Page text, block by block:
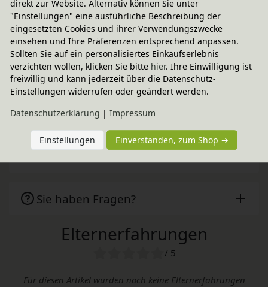
14,95 € innerhalb ...
Lieferbar in 1 - 3 Tagen
CO2 -neutraler Paketversand
weitere Informationen
Technische Daten
Pastelowe Love
Sie haben Fragen?
Elternerfahrungen
/ 5
Für diesen Artikel wurden noch keine Elternerfahrungen
direkt zur Website. Alternativ können Sie unter
"Einstellungen" eine ausführliche Beschreibung der
eingesetzten Cookies und ihrer Verwendungszwecke
einsehen und Ihre Präferenzen entsprechend anpassen.
Sollten Sie auf ein personalisiertes Einkaufserlebnis
verzichten wollen, klicken Sie bitte hier. Ihre Einwilligung ist
freiwillig und kann jederzeit über die Datenschutz-
Einstellungen widerrufen oder geändert werden.
Daten­schutz­erklärung | Impressum
Einstellungen Einverstanden, zum Shop →